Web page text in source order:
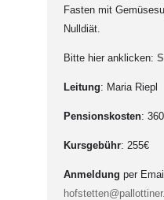
Fasten mit
Nulldiät.
Bitte hier anklicken:
Leitung: Maria Riepl
Pensionskosten:
Kursgebühr: 255€
Anmeldung per